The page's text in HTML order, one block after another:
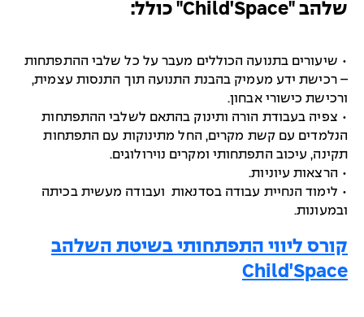
שלהב "Child'Space" כולל:
• שיעורים בתנועה הכוללים מעבר על כל שלבי ההתפתחות
– רכישת ידע מעמיק בהבנת התנועה תוך התנסות עצמית,
ורכישת כישורי אבחון.
• צפיה בעבודת הורה ותינוק בהתאם לשלבי ההתפתחות
הנלמדים עם קשת מקרים, החל מתינוקות עם התפתחות
תקינה, עיכוב התפתחותי ומקרים נוירולוגים.
• הרצאות עיוניות.
• לימוד הנחיית עבודה בסדנאות ועבודה מעשית בכיתה
ובמעונות.
קורס ליווי התפתחותי בשיטת השלהב
Child'Space